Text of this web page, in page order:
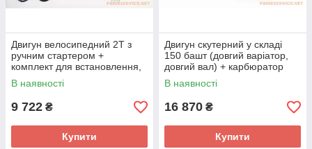
Двигун велосипедний 2T з
ручним стартером +
комплект для встановлення,
ЧОРНИЙ
В наявності
9 722 ₴
Купити
Двигун скутерний у складі
150 башт (довгий варіатор,
довгий вал) + карбюратор
В наявності
16 870 ₴
Купити